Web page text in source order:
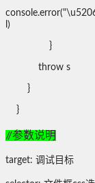
l)
}
throw s
}
}
//参数说明
target: 调试目标